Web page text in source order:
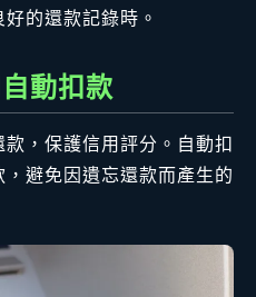
的還款記錄時。
動扣款
，保護信用評分。自動扣
避免因遺忘還款而產生的